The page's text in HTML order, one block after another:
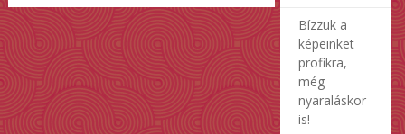
Bízzuk a
képeinket
profikra,
még
nyaraláskor
is!